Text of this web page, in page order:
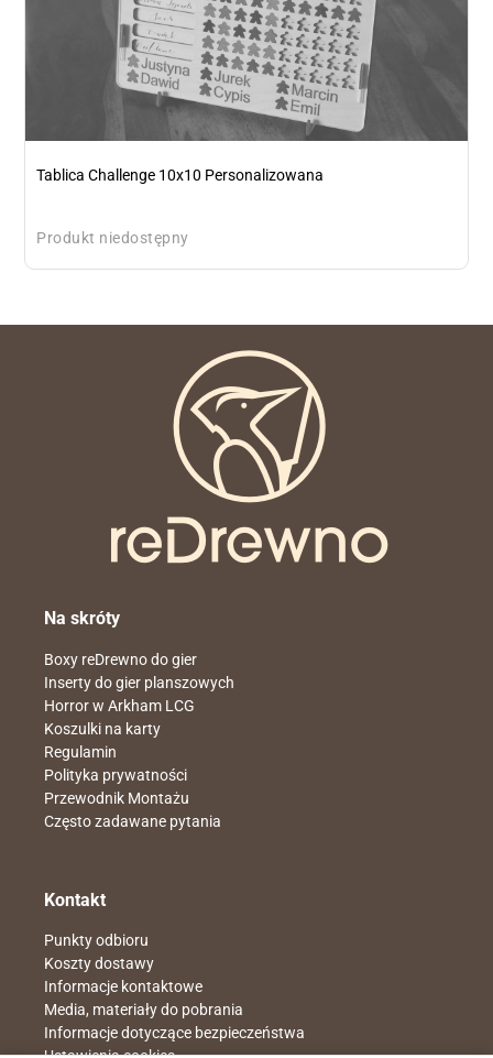
Tablica Challenge 10x10 Personalizowana
Produkt niedostępny
Na skróty
Boxy reDrewno do gier
Inserty do gier planszowych
Horror w Arkham LCG
Koszulki na karty
Regulamin
Polityka prywatności
Przewodnik Montażu
Często zadawane pytania
Kontakt
Punkty odbioru
Koszty dostawy
Informacje kontaktowe
Media, materiały do pobrania
Informacje dotyczące bezpieczeństwa